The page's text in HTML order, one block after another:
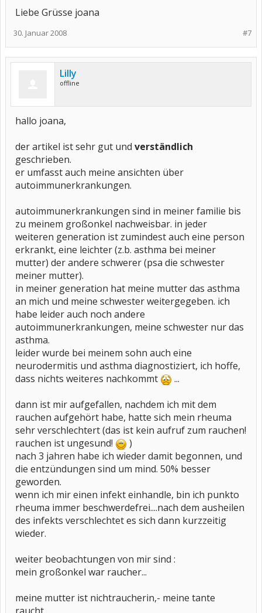
Liebe Grüsse joana
#7
30. Januar 2008
Lilly
offline
hallo joana,
der artikel ist sehr gut und verständlich
geschrieben.
er umfasst auch meine ansichten über
autoimmunerkrankungen.
autoimmunerkrankungen sind in meiner familie bis
zu meinem großonkel nachweisbar. in jeder
weiteren generation ist zumindest auch eine person
erkrankt, eine leichter (z.b. asthma bei meiner
mutter) der andere schwerer (psa die schwester
meiner mutter).
in meiner generation hat meine mutter das asthma
an mich und meine schwester weitergegeben. ich
habe leider auch noch andere
autoimmunerkrankungen, meine schwester nur das
asthma.
leider wurde bei meinem sohn auch eine
neurodermitis und asthma diagnostiziert, ich hoffe,
dass nichts weiteres nachkommt
...
dann ist mir aufgefallen, nachdem ich mit dem
rauchen aufgehört habe, hatte sich mein rheuma
sehr verschlechtert (das ist kein aufruf zum rauchen!
rauchen ist ungesund!
)
nach 3 jahren habe ich wieder damit begonnen, und
die entzündungen sind um mind. 50% besser
geworden.
wenn ich mir einen infekt einhandle, bin ich punkto
rheuma immer beschwerdefrei....nach dem ausheilen
des infekts verschlechtet es sich dann kurzzeitig
wieder.
weiter beobachtungen von mir sind :
mein großonkel war raucher...
meine mutter ist nichtraucherin,- meine tante